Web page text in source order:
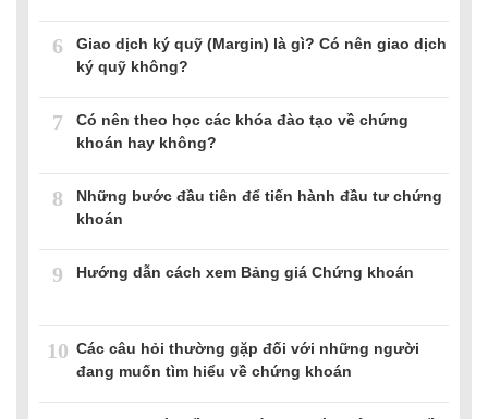
6
Giao dịch ký quỹ (Margin) là gì? Có nên giao dịch
ký quỹ không?
7
Có nên theo học các khóa đào tạo về chứng
khoán hay không?
8
Những bước đầu tiên để tiến hành đầu tư chứng
khoán
9 Hướng dẫn cách xem Bảng giá Chứng khoán
10 Các câu hỏi thường gặp đối với những người
đang muốn tìm hiểu về chứng khoán